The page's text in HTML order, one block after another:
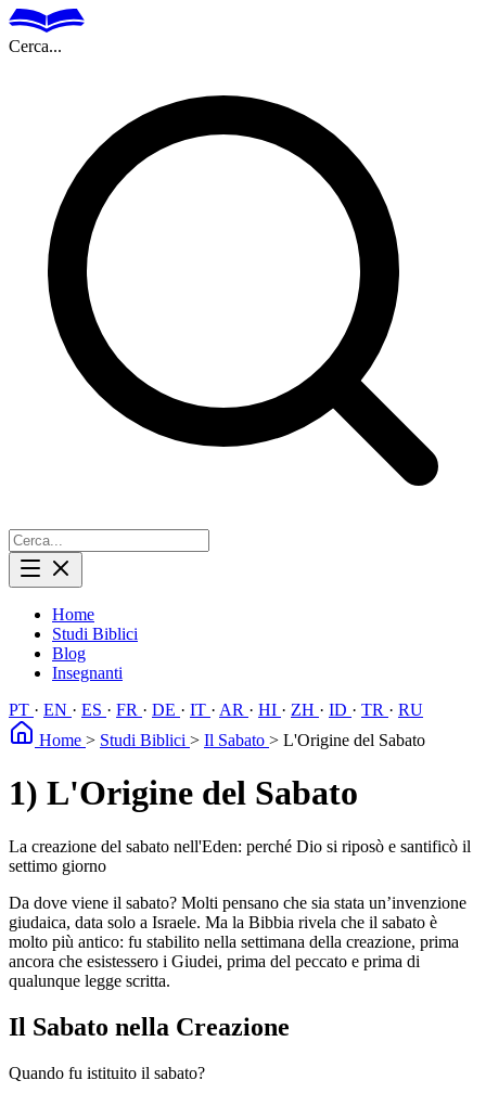
Cerca...
Home
Studi Biblici
Blog
Insegnanti
PT · EN · ES · FR · DE · IT · AR · HI · ZH · ID · TR · RU
Home > Studi Biblici > Il Sabato > L'Origine del Sabato
1) L'Origine del Sabato
La creazione del sabato nell'Eden: perché Dio si riposò e santificò il
settimo giorno
Da dove viene il sabato? Molti pensano che sia stata un’invenzione
giudaica, data solo a Israele. Ma la Bibbia rivela che il sabato è
molto più antico: fu stabilito nella settimana della creazione, prima
ancora che esistessero i Giudei, prima del peccato e prima di
qualunque legge scritta.
Il Sabato nella Creazione
Quando fu istituito il sabato?